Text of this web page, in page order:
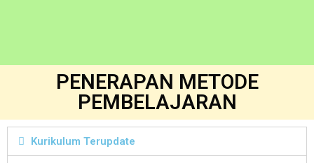
PENERAPAN METODE
PEMBELAJARAN
Kurikulum Terupdate